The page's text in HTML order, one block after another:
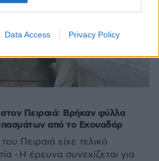
Data Access Privacy Policy
Πειραιά: Βρήκαν φύλλα
από το Εκουαδόρ
Πειραιά είχε τελικό
- Η έρευνα συνεχίζεται για